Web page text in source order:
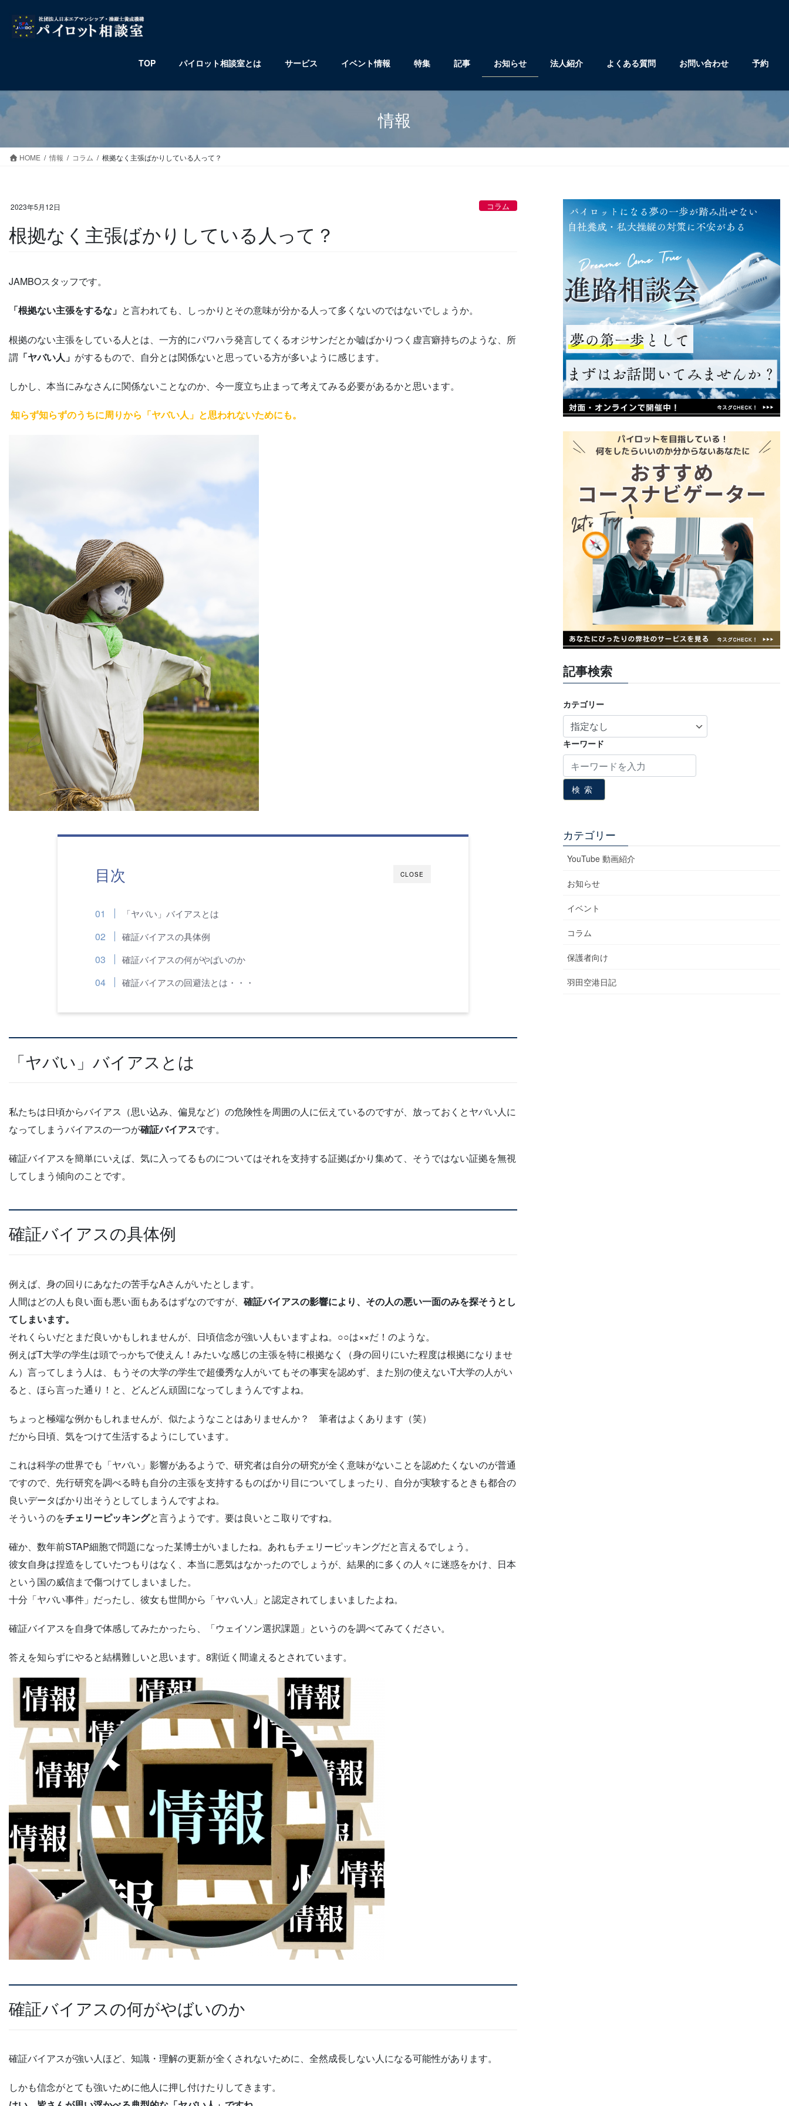
ス
キ
ッ
ン
に
移
TOP パイロット相談室とは サービス イベント情報 特集 記事 お知らせ 法人紹介 よくある質問 お問い合わせ 予約
情報
HOME 情報 コラム 根拠なく主張ばかりしている人って？
2023年5月12日 コラム
根拠なく主張ばかりしている人って？
JAMBOスタッフです。
「根拠ない主張をするな」 と言われても、しっかりとその意味が分かる人って多くないのではないでしょうか。
根拠のない主張をしている人とは、一方的にパワハラ発言してくるオジサンだとか嘘ばかりつく虚言癖持ちのような、所
謂 「ヤバい人」 がするもので、自分とは関係ないと思っている方が多いように感じます。
しかし、本当にみなさんに関係ないことなのか、今一度立ち止まって考えてみる必要があるかと思います。
知らず知らずのうちに周りから「ヤバい人」と思われないためにも。
CLOSE
目次
「ヤバい」バイアスとは
確証バイアスの具体例
確証バイアスの何がやばいのか
確証バイアスの回避法とは・・・
「ヤバい」バイアスとは
私たちは日頃からバイアス（思い込み、偏見など）の危険性を周囲の人に伝えているのですが、放っておくとヤバい人に
なってしまうバイアスの一つが確証バイアスです。
確証バイアスを簡単にいえば、気に入ってるものについてはそれを支持する証拠ばかり集めて、そうではない証拠を無視
してしまう傾向のことです。
確証バイアスの具体例
例えば、身の回りにあなたの苦手なAさんがいたとします。
人間はどの人も良い面も悪い面もあるはずなのですが、 確証バイアスの影響により、その人の悪い一面のみを探そうとし
てしまいます。
それくらいだとまだ良いかもしれませんが、日頃信念が強い人もいますよね。○○は××だ！のような。
例えばT大学の学生は頭でっかちで使えん！みたいな感じの主張を特に根拠なく（身の回りにいた程度は根拠になりませ
ん）言ってしまう人は、もうその大学の学生で超優秀な人がいてもその事実を認めず、また別の使えないT大学の人がい
ると、ほら言った通り！と、どんどん頑固になってしまうんですよね。
ちょっと極端な例かもしれませんが、似たようなことはありませんか？ 筆者はよくあります（笑）
だから日頃、気をつけて生活するようにしています。
これは科学の世界でも「ヤバい」影響があるようで、研究者は自分の研究が全く意味がないことを認めたくないのが普通
ですので、先行研究を調べる時も自分の主張を支持するものばかり目についてしまったり、自分が実験するときも都合の
良いデータばかり出そうとしてしまうんですよね。
そういうのをチェリーピッキングと言うようです。要は良いとこ取りですね。
確か、数年前STAP細胞で問題になった某博士がいましたね。あれもチェリーピッキングだと言えるでしょう。
彼女自身は捏造をしていたつもりはなく、本当に悪気はなかったのでしょうが、結果的に多くの人々に迷惑をかけ、日本
という国の威信まで傷つけてしまいました。
十分「ヤバい事件」だったし、彼女も世間から「ヤバい人」と認定されてしまいましたよね。
確証バイアスを自身で体感してみたかったら、「ウェイソン選択課題」というのを調べてみてください。
答えを知らずにやると結構難しいと思います。8割近く間違えるとされています。
確証バイアスの何がやばいのか
確証バイアスが強い人ほど、知識・理解の更新が全くされないために、全然成長しない人になる可能性があります。
しかも信念がとても強いために他人に押し付けたりしてきます。
記事検索
カテゴリー
キーワード
検索
カテゴリー
YouTube 動画紹介
お知らせ
イベント
コラム
保護者向け
羽田空港日記